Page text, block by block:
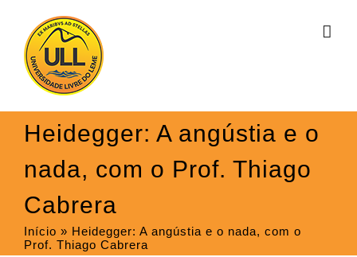
conteúdo
Heidegger: A angústia e o
nada, com o Prof. Thiago
Cabrera
Início » Heidegger: A angústia e o nada, com o
Prof. Thiago Cabrera